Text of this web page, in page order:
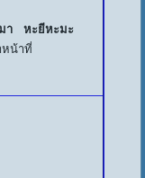
า หะยีหะมะ
หน้าที่